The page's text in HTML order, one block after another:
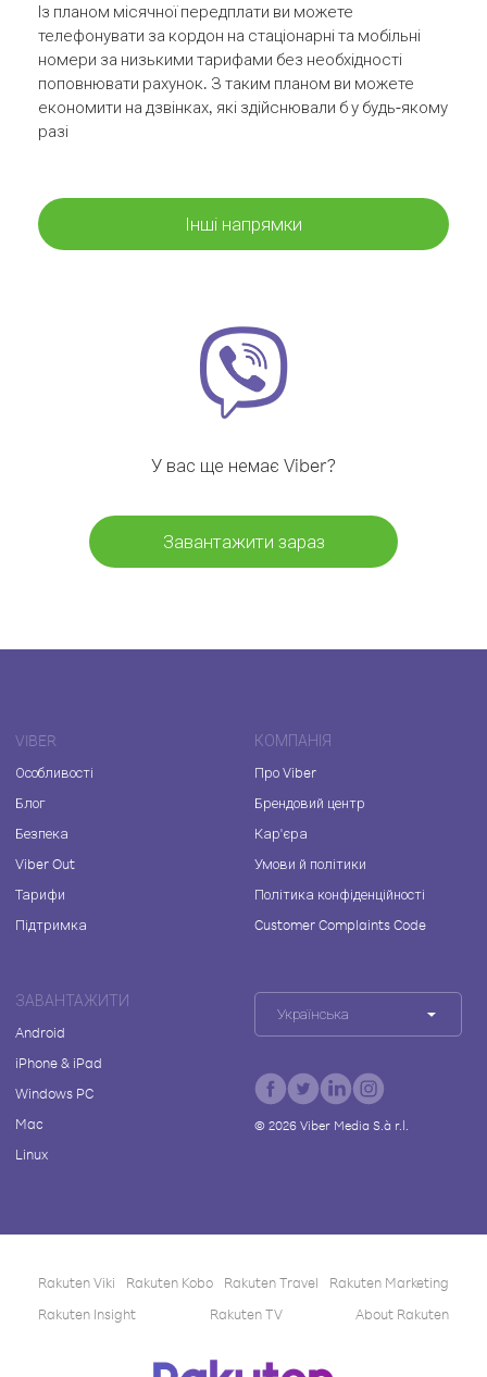
Із планом місячної передплати ви можете
телефонувати за кордон на стаціонарні та мобільні
номери за низькими тарифами без необхідності
поповнювати рахунок. З таким планом ви можете
економити на дзвінках, які здійснювали б у будь-якому
разі
Інші напрямки
У вас ще немає Viber?
Завантажити зараз
VIBER
Особливості
Блог
Безпека
Viber Out
Тарифи
Підтримка
КОМПАНІЯ
Про Viber
Брендовий центр
Кар'єра
Умови й політики
Політика конфіденційності
Customer Complaints Code
ЗАВАНТАЖИТИ
Android
iPhone & iPad
Windows PC
Mac
Linux
Українська
© 2026Viber Media S.à r.l.
Rakuten Viki Rakuten Kobo Rakuten Travel
Rakuten Marketing
Rakuten Insight
Rakuten TV About Rakuten